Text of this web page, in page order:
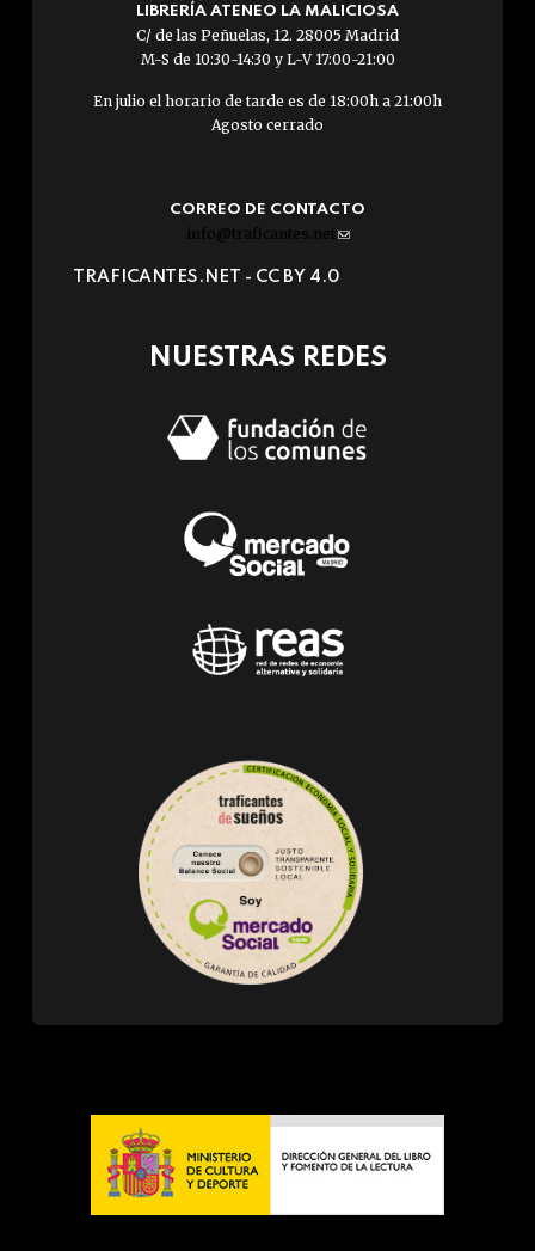
LIBRERÍA ATENEO LA MALICIOSA
C/ de las Peñuelas, 12. 28005 Madrid
M-S de 10:30-14:30 y L-V 17:00-21:00
En julio el horario de tarde es de 18:00h a 21:00h
Agosto cerrado
CORREO DE CONTACTO
info@traficantes.net (link
e-
TRAFICANTES.NET - CC BY 4.0
NUESTRAS REDES